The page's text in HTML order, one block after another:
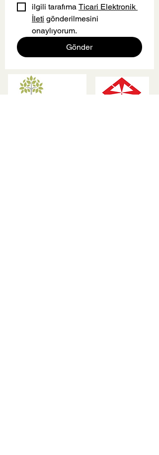
ilgili tarafıma Ticari Elektronik
İleti gönderilmesini
onaylıyorum.
Gönder